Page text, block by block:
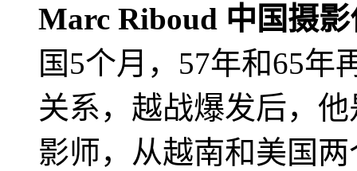
Marc Riboud 中国摄
国5个月，57年和65年
关系，越战爆发后，
影师，从越南和美国